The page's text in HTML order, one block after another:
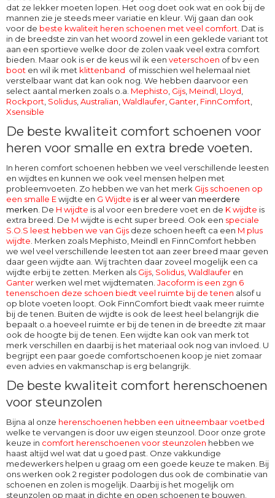
dat ze lekker moeten lopen. Het oog doet ook wat en ook bij de
mannen zie je steeds meer variatie en kleur. Wij gaan dan ook
voor de beste kwaliteit heren schoenen met veel comfort . Dat is
in de breedste zin van het woord zowel in een geklede variant tot
aan een sportieve welke door de zolen vaak veel extra comfort
bieden. Maar ook is er de keus wil ik een veterschoen of bv een
boot en wil ik met klittenband of misschien wel helemaal niet
verstelbaar want dat kan ook nog. We hebben daarvoor een
select aantal merken zoals o.a. Mephisto Gijs Meindl Lloyd
Rockport Solidus Australian Waldlaufer Ganter FinnComfort
Xsensible
De beste kwaliteit comfort schoenen voor
heren voor smalle en extra brede voeten.
In heren comfort schoenen hebben we veel verschillende leesten
en wijdtes en kunnen we ook veel mensen helpen met
probleemvoeten. Zo hebben we van het merk Gijs schoenen op
een smalle Ewijdte en G Wijdte is er al weer van meerdere
merken . De H wijdte is al voor een bredere voet en de K wijdte is
extra breed. De M wijdte is echt super breed. Ook een speciale
S.O.S leest hebben we van Gijs deze schoen heeft ca een M plus
wijdte . Merken zoals Mephisto, Meindl en FinnComfort hebben
we wel veel verschillende leesten tot aan zeer breed maar geven
daar geen wijdte aan. Wij trachten daar zoveel mogelijk een ca
wijdte erbij te zetten. Merken als Gijs Solidus Waldlaufer en
Ganterwerken wel met wijdtematen. Jacoform is een zgn 6
tenenschoen deze schoen biedt veel ruimte bij de tenen alsof u
op blote voeten loopt. Ook FinnComfort biedt vaak meer ruimte
bij de tenen. Buiten de wijdte is ook de leest heel belangrijk die
bepaalt o.a hoeveel ruimte er bij de tenen in de breedte zit maar
ook de hoogte bij de tenen. Een wijdte kan ook van merk tot
merk verschillen en daarbij is het materiaal ook nog van invloed. U
begrijpt een paar goede comfortschoenen koop je niet zomaar
even advies en vakmanschap is erg belangrijk.
De beste kwaliteit comfort herenschoenen
voor steunzolen
Bijna al onze herenschoenen hebben een uitneembaar voetbed
welke te vervangen is door uw eigen steunzool. Door onze grote
keuze in comfort herenschoenen voor steunzolen hebben we
haast altijd wel wat dat u goed past. Onze vakkundige
medewerkers helpen u graag om een goede keuze te maken. Bij
ons werken ook 2 register podologen dus ook de combinatie van
schoenen en zolen is mogelijk. Daarbij is het mogelijk om
steunzolen op maat in dichte en open schoenen te bouwen.